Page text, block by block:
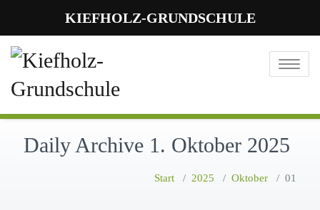
Toggle
Daily Archive 1. Oktober 2025
Start / 2025 / Oktober / 01
KIEFHOLZ-GRUNDSCHULE